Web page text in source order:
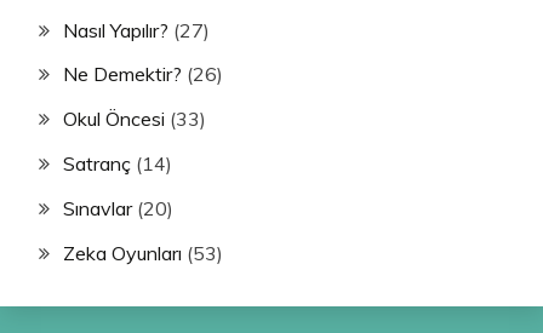
Nasıl Yapılır? (27)
Ne Demektir? (26)
Okul Öncesi (33)
Satranç (14)
Sınavlar(20)
Zeka Oyunları (53)